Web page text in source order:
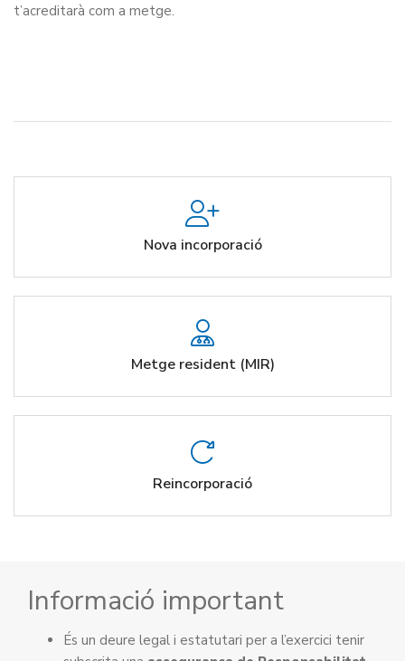
t’acreditarà com a metge.
Nova incorporació
Metge resident (MIR)
Reincorporació
Informació important
És un deure legal i estatutari per a l’exercici tenir